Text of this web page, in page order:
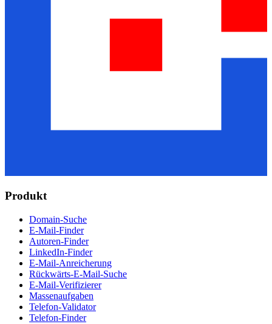
Produkt
Domain-Suche
E-Mail-Finder
Autoren-Finder
LinkedIn-Finder
E-Mail-Anreicherung
Rückwärts-E-Mail-Suche
E-Mail-Verifizierer
Massenaufgaben
Telefon-Validator
Telefon-Finder